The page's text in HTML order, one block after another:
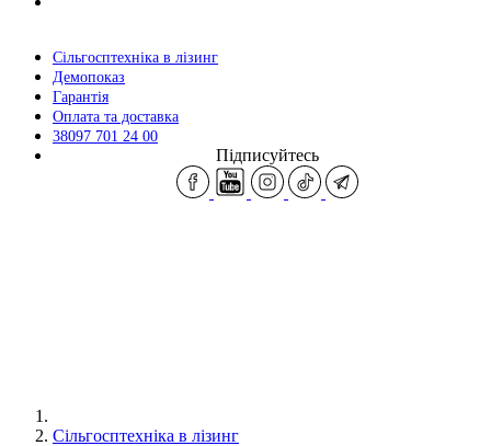
Сільгосптехніка в лізинг
Демопоказ
Гарантія
Оплата та доставка
38097 701 24 00
Підписуйтесь
Сільгосптехніка в лізинг